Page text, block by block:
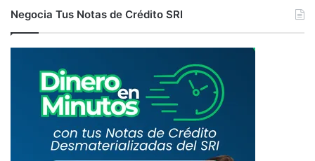
Negocia Tus Notas de Crédito SRI